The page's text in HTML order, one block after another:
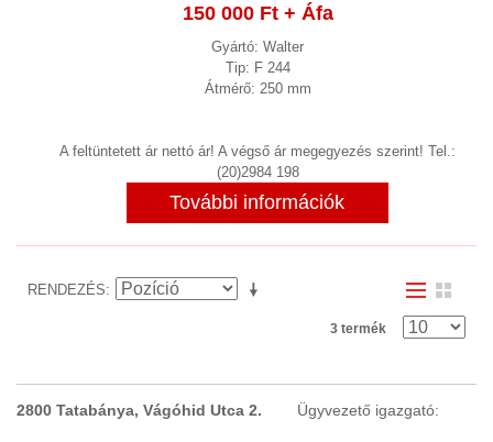
MÁGNESES VASKIVÁLASZTÁS,
VASKIVÁLASZTÓ, FÉMKIVÁLASZTÓ
MÉRLEG, SZALAGMÉRLEG,
MÉRLEGEK,TARTÁLYMÉRLEG
MÉRŐGÉP, KOORDINÁTA MÉRŐGÉP,
PROJEKTOR (1)
MEZŐGAZDASÁG
NYOMTATÓK, IPARI NYOMDAGÉPEK
150 000 Ft+ Áfa
Gyártó: Walter
Tip: F 244
Átmérő: 250 mm
A feltüntetett ár nettó ár! A végső ár megegyezés szerint! Tel.:
(20)2984 198
További információk
RENDEZÉS
3 termék
2800 Tatabánya, Vágóhid Utca 2. Ügyvezető igazgató: